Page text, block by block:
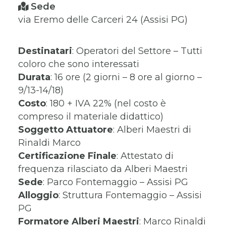
Destinatari: Operatori del Settore – Tutti
coloro che sono interessati
Durata: 16 ore (2 giorni – 8 ore al giorno –
9/13-14/18)
Costo: 180 + IVA 22% (nel costo è
compreso il materiale didattico)
Soggetto Attuatore: Alberi Maestri di
Rinaldi Marco
Certificazione Finale: Attestato di
frequenza rilasciato da Alberi Maestri
Sede: Parco Fontemaggio – Assisi PG
Alloggio: Struttura Fontemaggio – Assisi
PG
Formatore Alberi Maestri: Marco Rinaldi
Sede
via Eremo delle Carceri 24 (Assisi PG)